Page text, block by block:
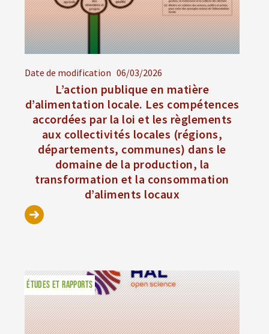
Date de modification 06/03/2026
L’action publique en matière
d’alimentation locale. Les compétences
accordées par la loi et les règlements
aux collectivités locales (régions,
départements, communes) dans le
domaine de la production, la
transformation et la consommation
d’aliments locaux
ÉTUDES ET RAPPORTS